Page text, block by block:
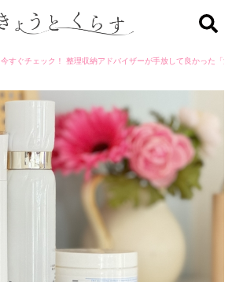
今すぐチェック！ 整理収納アドバイザーが手放して良かった「